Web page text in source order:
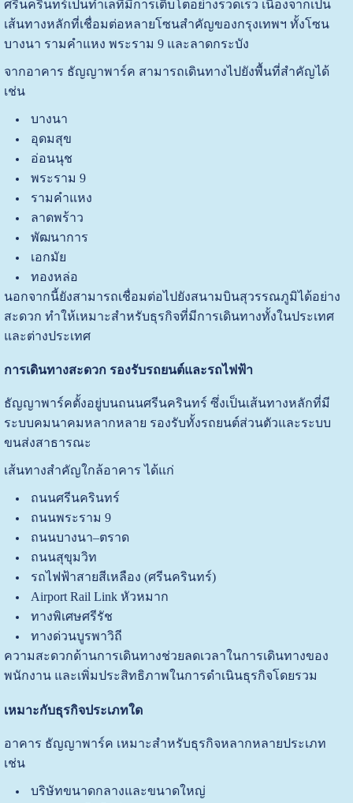
ศรีนครินทร์เป็นทำเลที่มีการเติบโตอย่างรวดเร็ว เนื่องจากเป็น
เส้นทางหลักที่เชื่อมต่อหลายโซนสำคัญของกรุงเทพฯ ทั้งโซน
บางนา รามคำแหง พระราม 9 และลาดกระบัง
จากอาคาร ธัญญาพาร์ค สามารถเดินทางไปยังพื้นที่สำคัญได้
เช่น
บางนา
อุดมสุข
อ่อนนุช
พระราม 9
รามคำแหง
ลาดพร้าว
พัฒนาการ
เอกมัย
ทองหล่อ
นอกจากนี้ยังสามารถเชื่อมต่อไปยังสนามบินสุวรรณภูมิได้อย่าง
สะดวก ทำให้เหมาะสำหรับธุรกิจที่มีการเดินทางทั้งในประเทศ
และต่างประเทศ
การเดินทางสะดวก รองรับรถยนต์และรถไฟฟ้า
ธัญญาพาร์คตั้งอยู่บนถนนศรีนครินทร์ ซึ่งเป็นเส้นทางหลักที่มี
ระบบคมนาคมหลากหลาย รองรับทั้งรถยนต์ส่วนตัวและระบบ
ขนส่งสาธารณะ
เส้นทางสำคัญใกล้อาคาร ได้แก่
ถนนศรีนครินทร์
ถนนพระราม 9
ถนนบางนา–ตราด
ถนนสุขุมวิท
รถไฟฟ้าสายสีเหลือง (ศรีนครินทร์)
Airport Rail Link หัวหมาก
ทางพิเศษศรีรัช
ทางด่วนบูรพาวิถี
ความสะดวกด้านการเดินทางช่วยลดเวลาในการเดินทางของ
พนักงาน และเพิ่มประสิทธิภาพในการดำเนินธุรกิจโดยรวม
เหมาะกับธุรกิจประเภทใด
อาคาร ธัญญาพาร์ค เหมาะสำหรับธุรกิจหลากหลายประเภท
เช่น
บริษัทขนาดกลางและขนาดใหญ่